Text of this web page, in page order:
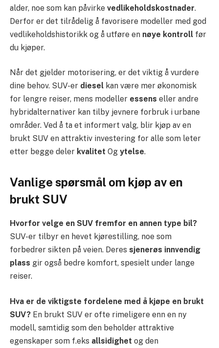
alder, noe som kan påvirke vedlikeholdskostnader.
Derfor er det tilrådelig å favorisere modeller med god
vedlikeholdshistorikk og å utføre en nøye kontroll før
du kjøper.
Når det gjelder motorisering, er det viktig å vurdere
dine behov. SUV-er diesel kan være mer økonomisk
for lengre reiser, mens modeller essens eller andre
hybridalternativer kan tilby jevnere forbruk i urbane
områder. Ved å ta et informert valg, blir kjøp av en
brukt SUV en attraktiv investering for alle som leter
etter begge deler kvalitet Og ytelse.
Vanlige spørsmål om kjøp av en
brukt SUV
Hvorfor velge en SUV fremfor en annen type bil?
SUV-er tilbyr en hevet kjørestilling, noe som
forbedrer sikten på veien. Deres sjenerøs innvendig
plass gir også bedre komfort, spesielt under lange
reiser.
Hva er de viktigste fordelene med å kjøpe en brukt
SUV? En brukt SUV er ofte rimeligere enn en ny
modell, samtidig som den beholder attraktive
egenskaper som f.eks allsidighet og den